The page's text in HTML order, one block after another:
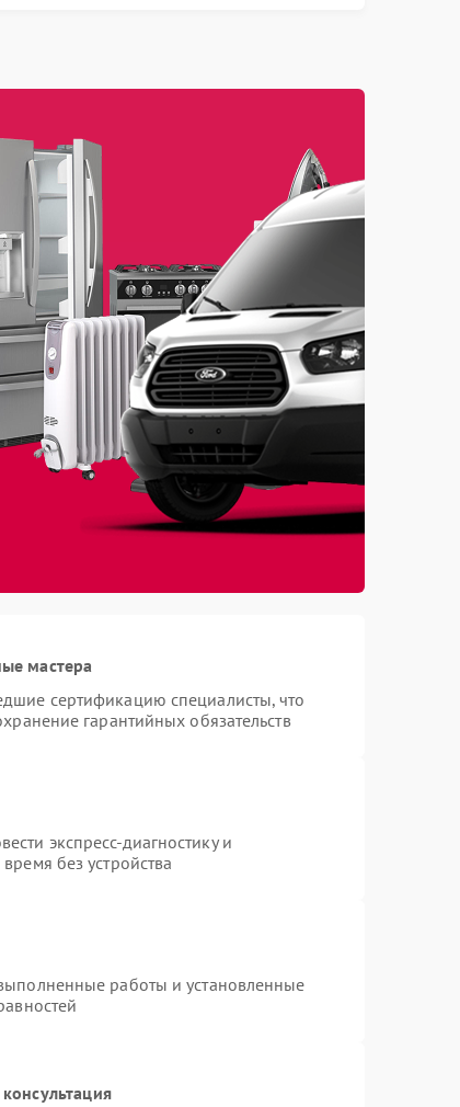
мастера
сертификацию специалисты, что
гарантийных обязательств
экспресс-диагностику и
без устройства
работы и установленные